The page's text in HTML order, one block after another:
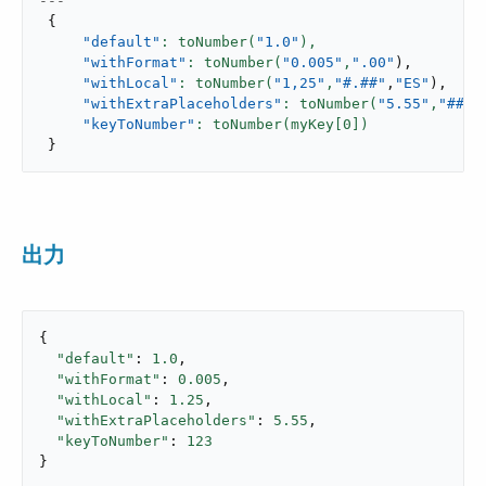
{
"default" : toNumber( "1.0" ),
"withFormat" : toNumber( "0.005" , ".00" ) ,
"withLocal" : toNumber( "1,25" , "#.##" , "ES" ) ,
"withExtraPlaceholders" : toNumber( "5.55" ,
"keyToNumber" : toNumber(myKey[ 0
}
出力
{
"default" : 1.0 ,
"withFormat" : 0.005 ,
"withLocal" : 1.25 ,
"withExtraPlaceholders" : 5.55 ,
"keyToNumber" : 123
}